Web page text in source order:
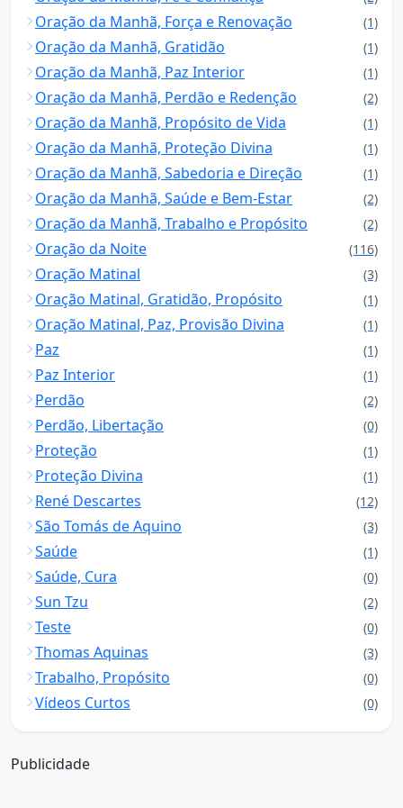
Oração da Manhã, Força e Renovação (1)
Oração da Manhã, Gratidão (1)
Oração da Manhã, Paz Interior (1)
Oração da Manhã, Perdão e Redenção (2)
Oração da Manhã, Propósito de Vida (1)
Oração da Manhã, Proteção Divina (1)
Oração da Manhã, Sabedoria e Direção (1)
Oração da Manhã, Saúde e Bem-Estar (2)
Oração da Manhã, Trabalho e Propósito (2)
Oração da Noite (116)
Oração Matinal (3)
Oração Matinal, Gratidão, Propósito (1)
Oração Matinal, Paz, Provisão Divina (1)
Paz (1)
Paz Interior (1)
Perdão (2)
Perdão, Libertação (0)
Proteção (1)
Proteção Divina (1)
René Descartes (12)
São Tomás de Aquino (3)
Saúde (1)
Saúde, Cura (0)
Sun Tzu (2)
Teste (0)
Thomas Aquinas (3)
Trabalho, Propósito (0)
Vídeos Curtos (0)
Publicidade